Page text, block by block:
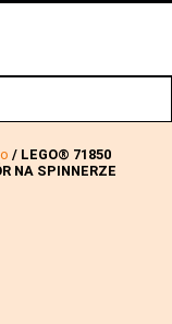
/ LEGO® 71850
NA SPINNERZE